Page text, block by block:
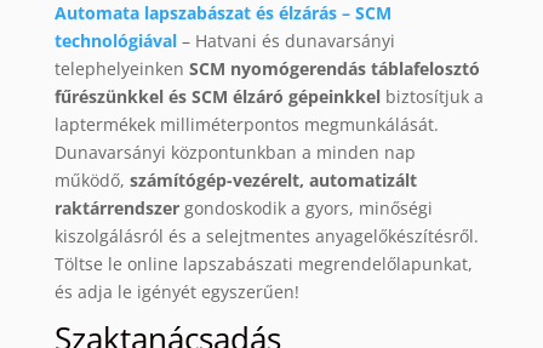
Automata lapszabászat és élzárás – SCM
technológiával– Hatvani és dunavarsányi
telephelyeinken SCM nyomógerendás táblafelosztó
fűrészünkkel és SCM élzáró gépeinkkel biztosítjuk a
laptermékek milliméterpontos megmunkálását.
Dunavarsányi központunkban a minden nap
működő, számítógép-vezérelt, automatizált
raktárrendszer gondoskodik a gyors, minőségi
kiszolgálásról és a selejtmentes anyagelőkészítésről.
Töltse le online lapszabászati megrendelőlapunkat,
és adja le igényét egyszerűen!
Szaktanácsadás